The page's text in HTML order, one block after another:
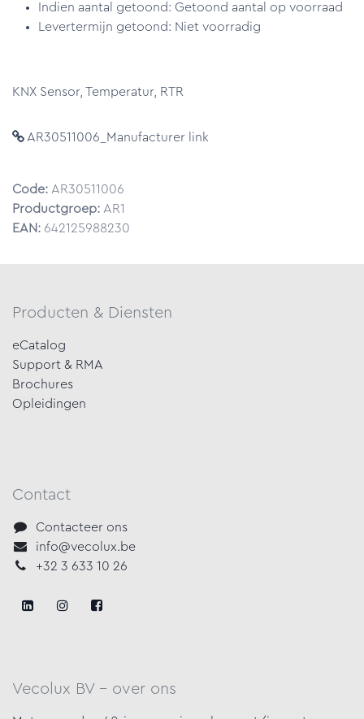
Indien aantal getoond: Getoond aantal op voorraad
Levertermijn getoond: Niet voorradig
KNX Sensor, Temperatur, RTR
AR30511006_Manufacturer link
Code: AR30511006
Productgroep: AR1
EAN: 642125988230
Producten & Diensten
eCatalog
Support & RMA
Brochures
Opleidingen
Contact
Contacteer ons
info@vecolux.be
+32 3 633 10 26
Vecolux BV - over ons